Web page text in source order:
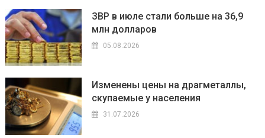
ЗВР в июле стали больше на 36,9
млн долларов
05.08.2026
Изменены цены на драгметаллы,
скупаемые у населения
31.07.2026